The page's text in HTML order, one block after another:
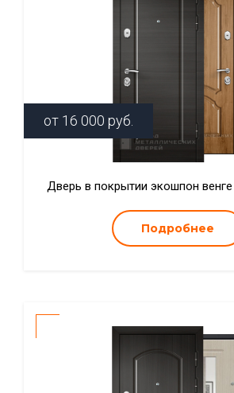
от 16 000 руб.
Дверь в покрытии экошпон
Подробнее